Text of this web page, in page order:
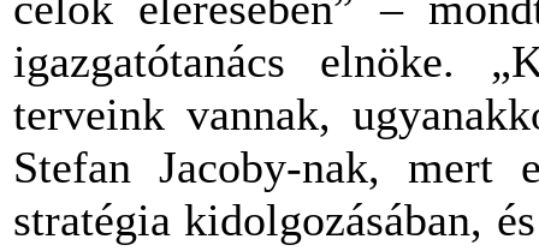
igazgatótanács elnöke.
terveink vannak,
Stefan Jacoby-nak, mert
stratégia kidolgozásában,